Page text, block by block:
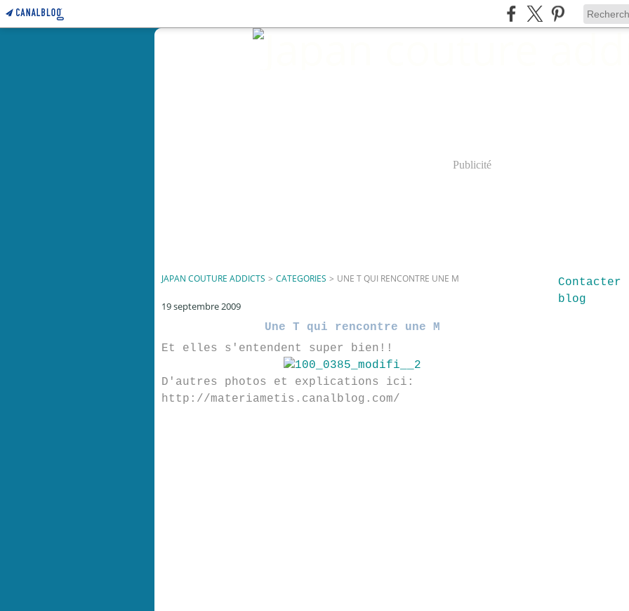
Publicité
JAPAN COUTURE ADDICTS > CATEGORIES > UNE T QUI RENCONTRE UNE M
19 septembre 2009
Une T qui rencontre une M
Et elles s'entendent super bien!!
D'autres photos et explications ici:
http://materiametis.canalblog.com/
blog